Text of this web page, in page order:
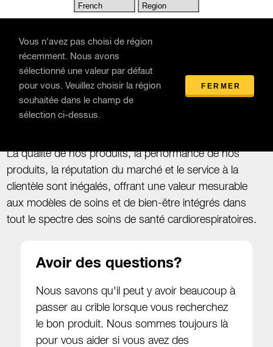
Skip to main content
Vous n'avez pas choisi de région
récemment. Nous avons
sélectionné une valeur par défaut
pour vous. Veuillez choisir la région
souhaitée dans le champ de
sélection ci-dessus.
FERMER
Analyses de sang
La qualité de nos produits, la performance de nos
produits, la réputation du marché et le service à la
clientèle sont inégalés, offrant une valeur mesurable
aux modèles de soins et de bien-être intégrés dans
tout le spectre des soins de santé cardiorespiratoires.
Avoir des questions?
Nous savons qu'il peut y avoir beaucoup à
passer au crible lorsque vous recherchez
le bon produit. Nous sommes toujours là
pour vous aider si vous avez des